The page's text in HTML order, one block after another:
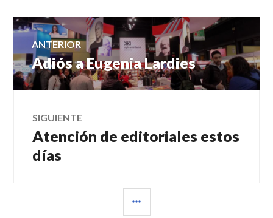
Navegación
de
entradas
ANTERIOR
Entrada
anterior:
Adiós a Eugenia Lardies
SIGUIENTE
Entrada
siguiente:
Atención de editoriales estos
días
LATERAL